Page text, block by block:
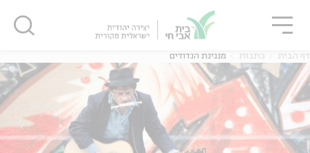
אנגלית נוער
דף הבית כתבות מנגינת הנדודים
סגור